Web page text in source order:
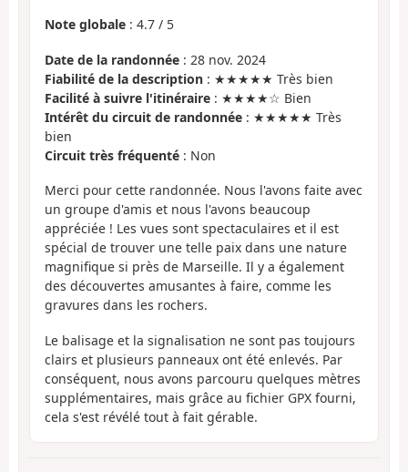
Note globale : 4.7 / 5
Date de la randonnée : 28 nov. 2024
Fiabilité de la description : ★★★★★ Très bien
Facilité à suivre l'itinéraire : ★★★★☆ Bien
Intérêt du circuit de randonnée : ★★★★★ Très
bien
Circuit très fréquenté : Non
Merci pour cette randonnée. Nous l'avons faite avec
un groupe d'amis et nous l'avons beaucoup
appréciée ! Les vues sont spectaculaires et il est
spécial de trouver une telle paix dans une nature
magnifique si près de Marseille. Il y a également
des découvertes amusantes à faire, comme les
gravures dans les rochers.
Le balisage et la signalisation ne sont pas toujours
clairs et plusieurs panneaux ont été enlevés. Par
conséquent, nous avons parcouru quelques mètres
supplémentaires, mais grâce au fichier GPX fourni,
cela s'est révélé tout à fait gérable.